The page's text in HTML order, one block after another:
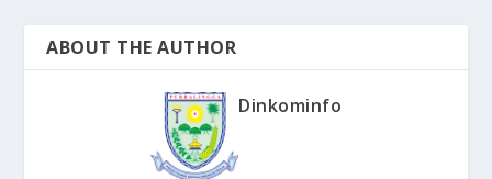
ABOUT THE AUTHOR
Dinkominfo